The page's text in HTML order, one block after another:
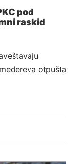
pod
raskid
otpušta